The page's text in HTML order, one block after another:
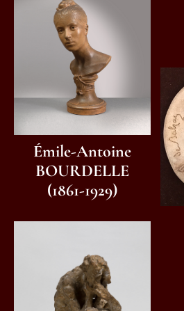
Émile-Antoine
BOURDELLE
(1861-1929)